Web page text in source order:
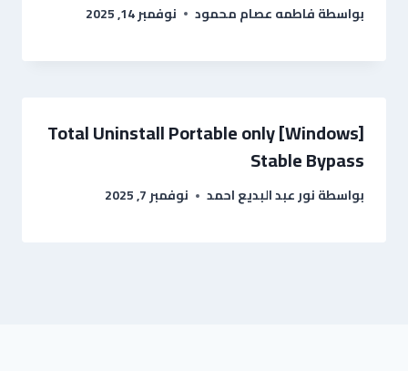
بواسطةفاطمه عصام محمود نوفمبر 14, 2025
Total Uninstall Portable only [Windows]
Stable Bypass
بواسطةنور عبد البديع احمد نوفمبر 7, 2025